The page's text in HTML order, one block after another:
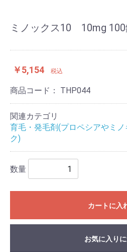
ミノックス10 10mg 100
￥5,154 税込
商品コード： THP044
関連カテゴリ
育毛・発毛剤(プロペシアやミ
ク)
数量
カートに入
お気に入り